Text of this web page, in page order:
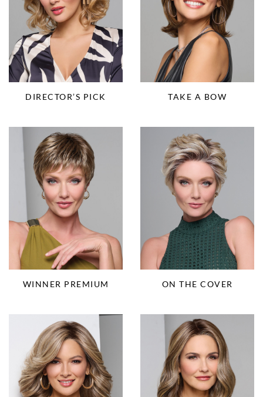
DIRECTOR’S PICK TAKE A BOW
WINNER PREMIUM ON THE COVER